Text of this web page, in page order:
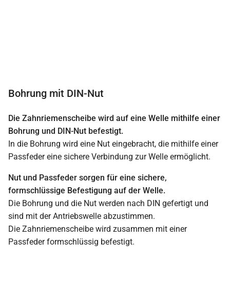
Bohrung mit DIN-Nut
Die Zahnriemenscheibe wird auf eine Welle mithilfe einer
Bohrung und DIN-Nut befestigt.
In die Bohrung wird eine Nut eingebracht, die mithilfe einer
Passfeder eine sichere Verbindung zur Welle ermöglicht.
Nut und Passfeder sorgen für eine sichere,
formschlüssige Befestigung auf der Welle.
Die Bohrung und die Nut werden nach DIN gefertigt und
sind mit der Antriebswelle abzustimmen.
Die Zahnriemenscheibe wird zusammen mit einer
Passfeder formschlüssig befestigt.